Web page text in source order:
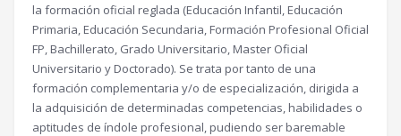
la formación oficial reglada (Educación Infantil, Educación
Primaria, Educación Secundaria, Formación Profesional Oficial
FP, Bachillerato, Grado Universitario, Master Oficial
Universitario y Doctorado). Se trata por tanto de una
formación complementaria y/o de especialización, dirigida a
la adquisición de determinadas competencias, habilidades o
aptitudes de índole profesional, pudiendo ser baremable